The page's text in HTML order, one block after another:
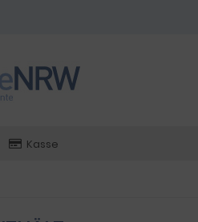
Kasse